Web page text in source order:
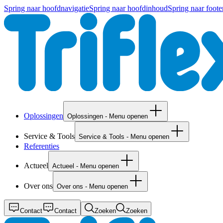
Spring naar hoofdnavigatieSpring naar hoofdinhoudSpring naar
Oplossingen Oplossingen - Menu openen
Service & Tools Service & Tools - Menu openen
Referenties
Actueel Actueel - Menu openen
Over ons Over ons - Menu openen
Contact Contact Zoeken Zoeken